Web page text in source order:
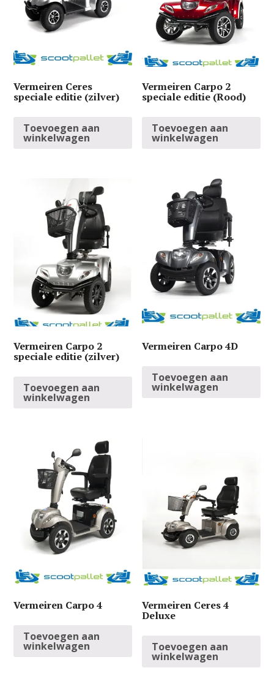
Vermeiren Ceres
speciale editie (zilver)
Toevoegen aan
winkelwagen
Vermeiren Carpo 2
speciale editie (Rood)
Toevoegen aan
winkelwagen
Vermeiren Carpo 2
speciale editie (zilver)
Toevoegen aan
winkelwagen
Vermeiren Carpo 4D
Toevoegen aan
winkelwagen
Vermeiren Carpo 4
Toevoegen aan
winkelwagen
Vermeiren Ceres 4
Deluxe
Toevoegen aan
winkelwagen